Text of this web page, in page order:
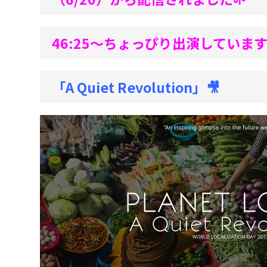
46:25～ちょっぴり出演していま
「A Quiet Revolution」🎥